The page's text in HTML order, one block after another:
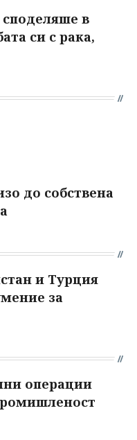
в
си с рака,
до собствена
и Турция
за
операции